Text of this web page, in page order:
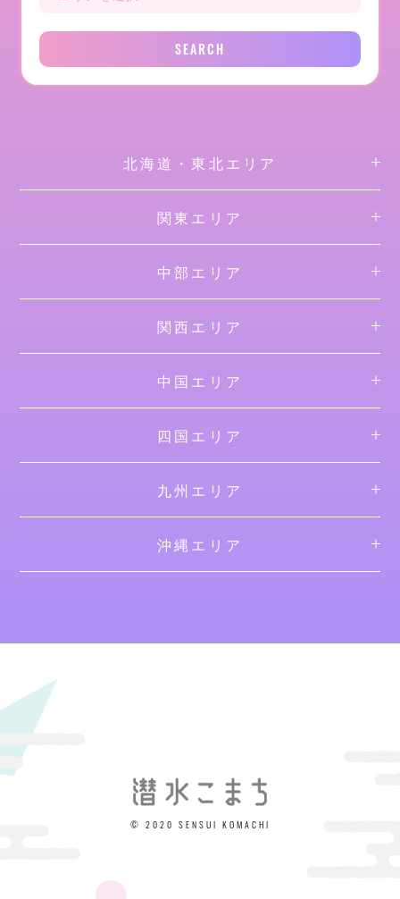
SEARCH
北海道・東北エリア
関東エリア
中部エリア
関西エリア
中国エリア
四国エリア
九州エリア
沖縄エリア
© 2020 SENSUI KOMACHI